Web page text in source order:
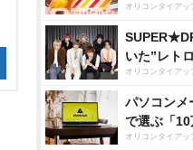
オリコンタイアッ
いた”レト
オリコンタイアッ
パソコンメ
で選ぶ「10
オリコンタイアッ